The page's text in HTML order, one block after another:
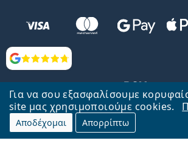
Για να σου εξασφαλίσουμε
site μας χρησιμοποιούμε cookies.
Αποδέχομαι Απορρίπτω
Αξιολογήσεις
Επιστροφή στην αρχική σελίδα